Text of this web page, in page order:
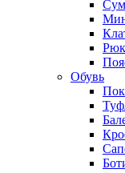
Обувь